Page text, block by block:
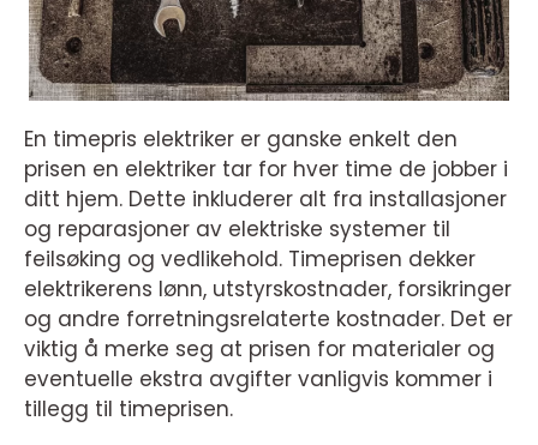
En timepris elektriker er ganske enkelt den
prisen en elektriker tar for hver time de jobber i
ditt hjem. Dette inkluderer alt fra installasjoner
og reparasjoner av elektriske systemer til
feilsøking og vedlikehold. Timeprisen dekker
elektrikerens lønn, utstyrskostnader, forsikringer
og andre forretningsrelaterte kostnader. Det er
viktig å merke seg at prisen for materialer og
eventuelle ekstra avgifter vanligvis kommer i
tillegg til timeprisen.